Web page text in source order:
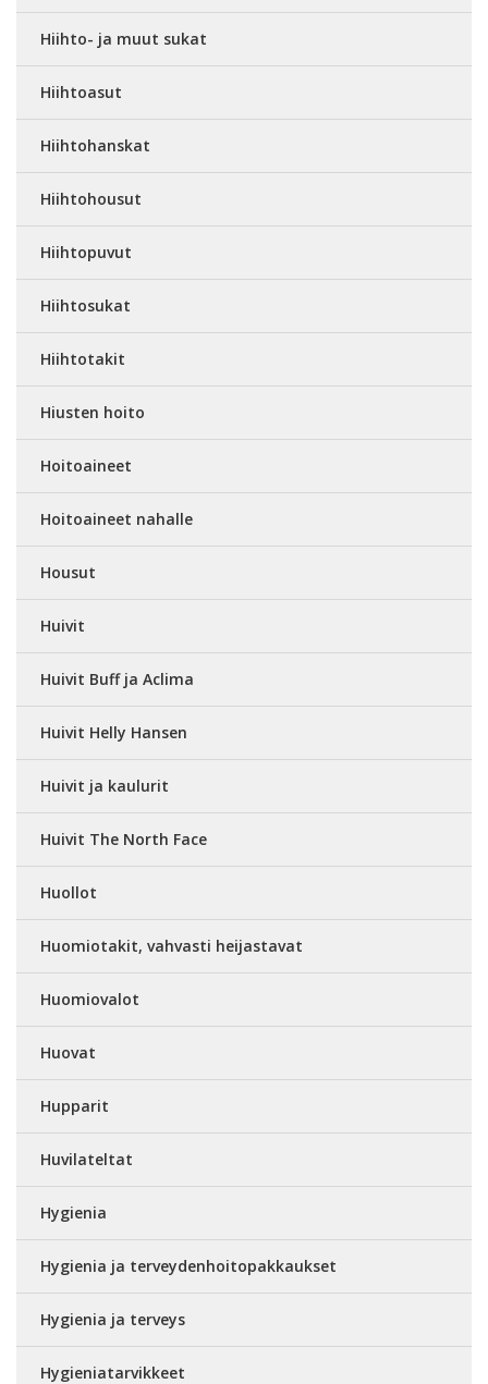
Hiihto- ja muut sukat
Hiihtoasut
Hiihtohanskat
Hiihtohousut
Hiihtopuvut
Hiihtosukat
Hiihtotakit
Hiusten hoito
Hoitoaineet
Hoitoaineet nahalle
Housut
Huivit
Huivit Buff ja Aclima
Huivit Helly Hansen
Huivit ja kaulurit
Huivit The North Face
Huollot
Huomiotakit, vahvasti heijastavat
Huomiovalot
Huovat
Hupparit
Huvilateltat
Hygienia
Hygienia ja terveydenhoitopakkaukset
Hygienia ja terveys
Hygieniatarvikkeet